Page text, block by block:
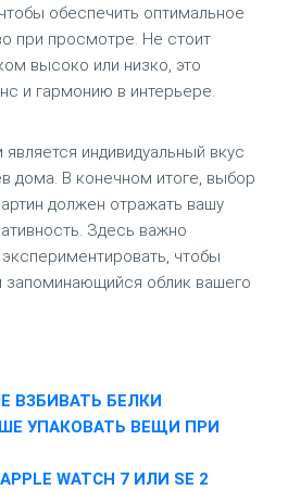
обеспечить оптимальное
при просмотре. Не стоит
высоко или низко, это
и гармонию в интерьере.
индивидуальный вкус
дома. В конечном итоге, выбор
должен отражать вашу
Здесь важно
чтобы
запоминающийся облик вашего
ВЗБИВАТЬ БЕЛКИ
УПАКОВАТЬ ВЕЩИ ПРИ
WATCH 7 ИЛИ SE 2